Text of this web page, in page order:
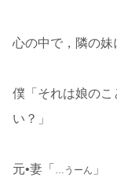
心の中で，隣の妹
僕「それは娘の
い？」
元•妻「 …うーん 」